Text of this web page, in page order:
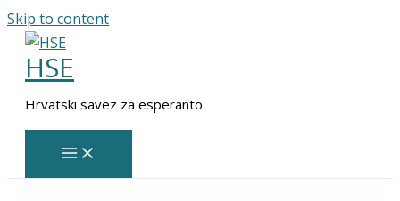
Skip to content
HSE
Hrvatski savez za esperanto